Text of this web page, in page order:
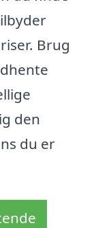
Brug
den
du er